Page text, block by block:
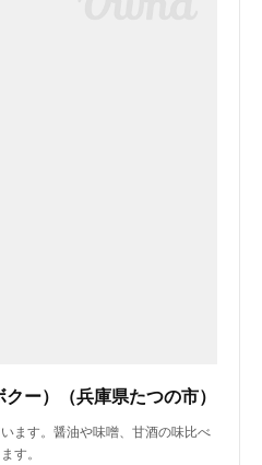
ー）（兵庫県たつの市）
ます。醤油や味噌、甘酒の味比べ
す。